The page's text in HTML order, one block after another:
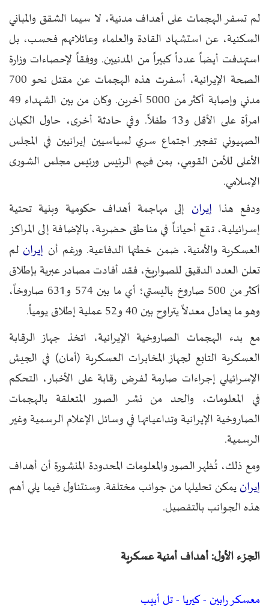
لم تسفر الهجمات على أهداف مدنية، لا سيما الشقق والمباني
السكنية، عن استشهاد القادة والعلماء وعائلاتهم فحسب، بل
استهدفت أيضاً عدداً كبيراً من المدنيين. ووفقاً لإحصاءات وزارة
الصحة الإيرانية، أسفرت هذه الهجمات عن مقتل نحو 700
مدني وإصابة أكثر من 5000 آخرين. وكان من بين الشهداء 49
امرأة على الأقل و13 طفلاً. وفي حادثة أخرى، حاول الكيان
الصهيوني تفجير اجتماع سري لسياسيين إيرانيين في المجلس
الأعلى للأمن القومي، بمن فيهم الرئيس ورئيس مجلس الشورى
الإسلامي.
ودفع هذا إيران إلى مهاجمة أهداف حكومية وبنية تحتية
إسرائيلية، تقع أحياناً في مناطق حضرية، بالإضافة إلى المراكز
العسكرية والأمنية، ضمن خطتها الدفاعية. ورغم أن إيران لم
تعلن العدد الدقيق للصواريخ، فقد أفادت مصادر عبرية بإطلاق
أكثر من 500 صاروخ باليستي؛ أي ما بين 574 و631 صاروخاً،
وهو ما يعادل معدلاً يتراوح بين 40 و52 عملية إطلاق يومياً.
مع بدء الهجمات الصاروخية الإيرانية، اتخذ جهاز الرقابة
العسكرية التابع لجهاز المخابرات العسكرية (أمان) في الجيش
الإسرائيلي إجراءات صارمة لفرض رقابة على الأخبار، التحكم
في المعلومات، والحد من نشر الصور المتعلقة بالهجمات
الصاروخية الإيرانية وتداعياتها في وسائل الإعلام الرسمية وغير
الرسمية.
ومع ذلك، تُظهر الصور والمعلومات المحدودة المنشورة أن أهداف
إيرانيمكن تحليلها من جوانب مختلفة. وسنتناول فيما يلي أهم
هذه الجوانب بالتفصيل.
الجزء الأول: أهداف أمنية عسكرية
معسكر رابين - كيريا - تل أبيب